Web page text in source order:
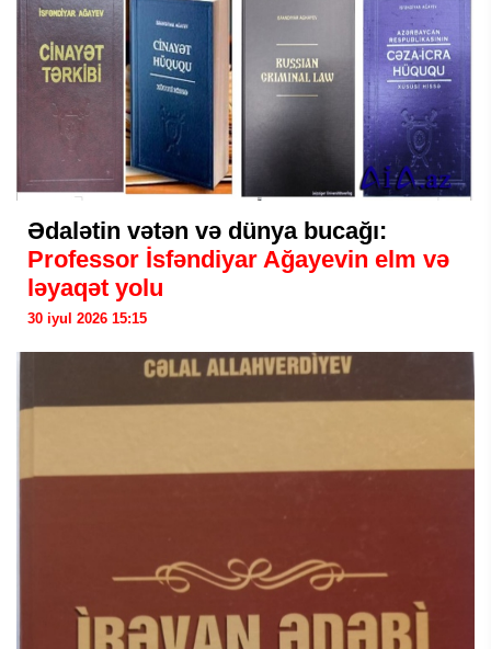
Ədalətin vətən və dünya bucağı:
Professor İsfəndiyar Ağayevin elm və
ləyaqət yolu
30 iyul 2026 15:15